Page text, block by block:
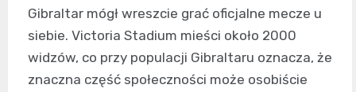
Gibraltar mógł wreszcie grać oficjalne mecze u
siebie. Victoria Stadium mieści około 2000
widzów, co przy populacji Gibraltaru oznacza, że
znaczna część społeczności może osobiście